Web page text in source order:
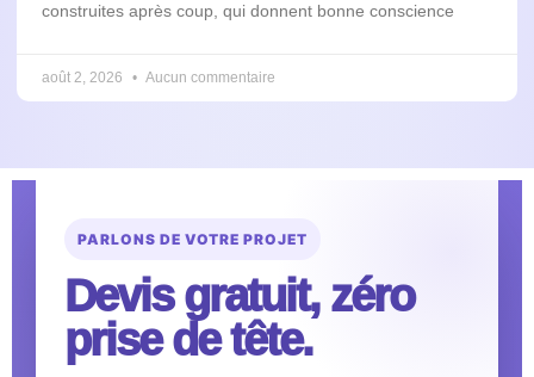
construites après coup, qui donnent bonne conscience
août 2, 2026 Aucun commentaire
PARLONS DE VOTRE PROJET
Devis gratuit, zéro
prise de tête.